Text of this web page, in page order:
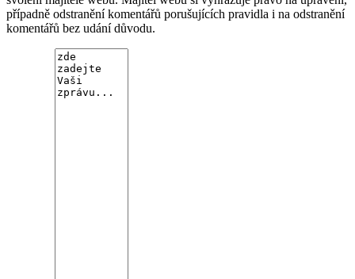
případně odstranění komentářů porušujících pravidla i na odstranění
komentářů bez udání důvodu.